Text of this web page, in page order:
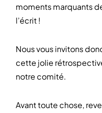
moments marquants
l’écrit !
Nous vous invitons
cette jolie
notre comité.
Avant toute chose,